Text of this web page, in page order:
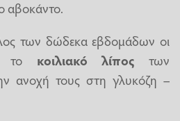
αβοκάντο.
των δώδεκα εβδομάδων οι
το κοιλιακό λίπος των
ανοχή τους στη γλυκόζη –